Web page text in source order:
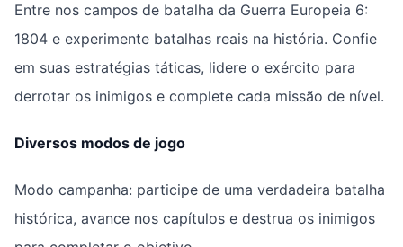
Entre nos campos de batalha da Guerra Europeia 6:
1804 e experimente batalhas reais na história. Confie
em suas estratégias táticas, lidere o exército para
derrotar os inimigos e complete cada missão de nível.
Diversos modos de jogo
Modo campanha: participe de uma verdadeira batalha
histórica, avance nos capítulos e destrua os inimigos